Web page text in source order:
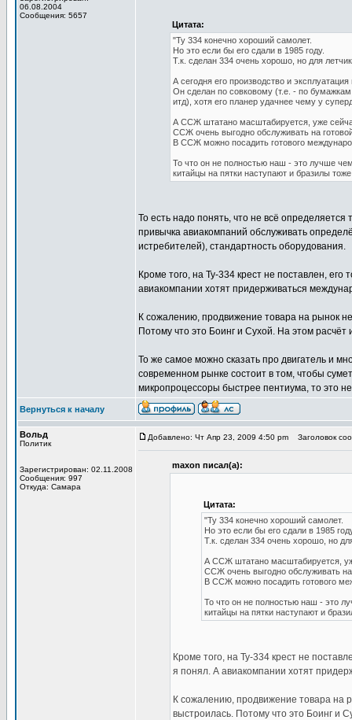
06.08.2004
Сообщения: 5657
Цитата:
"Ту 334 конечно хороший самолет.
Но это если бы его сдали в 1985 году.
Т.к. сделан 334 очень хорошо, но для
А сегодня его производство и
Он сделан по совковому (т.е. - по
итд), хотя его планер удачнее чему у
А ССЖ штатано масштабируется, уже
ССЖ очень выгодно обслуживать на
В ССЖ можно посадить готового
То что он не полностью наш - это лучше
китайцы на пятки наступают и бразилы
То есть надо понять, что не всё
привычка авиакомпаний обслуживать
истребителей), стандартность оборудования.
Кроме того, на Ту-334 крест не поставлен,
авиакомпании хотят придерживаться
К сожалению, продвижение товара на рынок
Потому что это Боинг и Сухой. На этом
То же самое можно сказать про двигатель и
современном рынке состоит в том, чтобы
микропроцессоры быстрее пентиума, то это
Вернуться к началу
Вольд
Политик
Зарегистрирован: 02.11.2008
Сообщения: 997
Откуда: Самара
Добавлено: Чт Апр 23, 2009 4:50 pm Заголовок
maxon писал(а):
Цитата:
"Ту 334 конечно хороший самолет.
Но это если бы его сдали в 1985
Т.к. сделан 334 очень хорошо, но
А ССЖ штатано масштабируется,
ССЖ очень выгодно обслуживать на
В ССЖ можно посадить готового
То что он не полностью наш - это
китайцы на пятки наступают и
Кроме того, на Ту-334 крест не
я понял. А авиакомпании хотят
К сожалению, продвижение товара на
выстроилась. Потому что это Боинг и